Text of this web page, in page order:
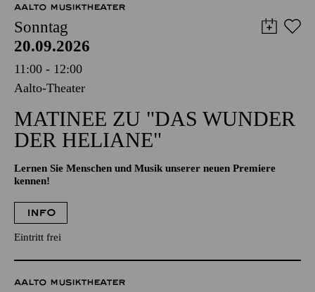
AALTO MUSIKTHEATER
Sonntag
20.09.2026
11:00 - 12:00
Aalto-Theater
MATINEE ZU "DAS WUNDER
DER HELIANE"
Lernen Sie Menschen und Musik unserer neuen Premiere
kennen!
INFO
Eintritt frei
AALTO MUSIKTHEATER